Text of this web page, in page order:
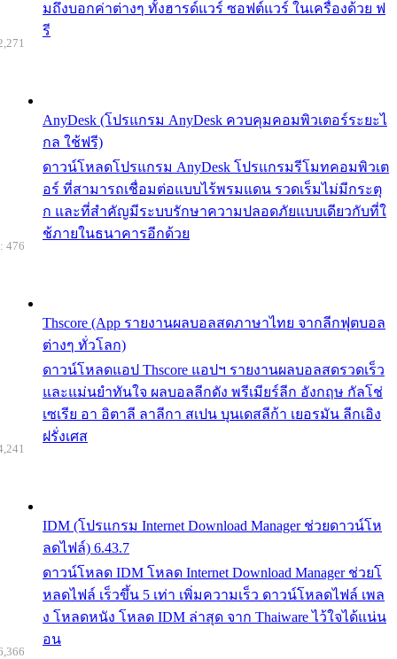
มถึงบอกค่าต่างๆ ทั้งฮารด์แวร์ ซอฟต์แวร์ ในเครื่องด้วย ฟ
รี
AnyDesk (โปรแกรม AnyDesk ควบคุมคอมพิวเตอร์ระยะไ
กล ใช้ฟรี)
ดาวน์โหลดโปรแกรม AnyDesk โปรแกรมรีโมทคอมพิวเต
อร์ ที่สามารถเชื่อมต่อแบบไร้พรมแดน รวดเร็มไม่มีกระตุ
ก และที่สำคัญมีระบบรักษาความปลอดภัยแบบเดียวกับที่ใ
ช้ภายในธนาคารอีกด้วย
Thscore (App รายงานผลบอลสดภาษาไทย จากลีกฟุตบอล
ต่างๆ ทั่วโลก)
ดาวน์โหลดแอป Thscore แอปฯ รายงานผลบอลสดรวดเร็ว
และแม่นยำทันใจ ผลบอลลีกดัง พรีเมียร์ลีก อังกฤษ กัลโช่
เซเรีย อา อิตาลี ลาลีกา สเปน บุนเดสลีก้า เยอรมัน ลีกเอิง
ฝรั่งเศส
476
IDM (โปรแกรม Internet Download Manager ช่วยดาวน์โห
ลดไฟล์) 6.43.7
ดาวน์โหลด IDM โหลด Internet Download Manager ช่วยโ
หลดไฟล์ เร็วขึ้น 5 เท่า เพิ่มความเร็ว ดาวน์โหลดไฟล์ เพล
ง โหลดหนัง โหลด IDM ล่าสุด จาก Thaiware ไว้ใจได้แน่น
อน